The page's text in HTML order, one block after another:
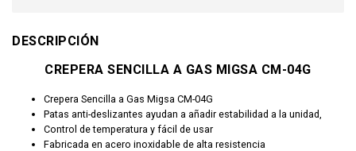
DESCRIPCIÓN
CREPERA SENCILLA A GAS MIGSA CM-04G
Crepera Sencilla a Gas Migsa CM-04G
Patas anti-deslizantes ayudan a añadir estabilidad a la unidad,
Control de temperatura y fácil de usar
Fabricada en acero inoxidable de alta resistencia